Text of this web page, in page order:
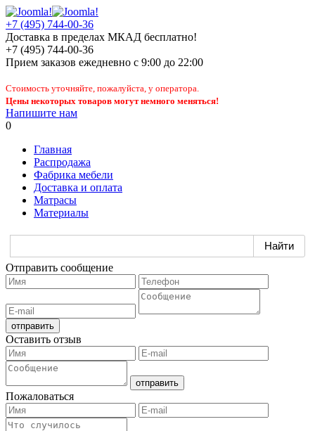
+7 (495) 744-00-36
Доставка в пределах МКАД бесплатно!
+7 (495) 744-00-36
Прием заказов ежедневно с 9:00 до 22:00
Стоимость уточняйте, пожалуйста, у оператора.
Цены некоторых товаров могут немного меняться!
Напишите нам
0
Главная
Распродажа
Фабрика мебели
Доставка и оплата
Матрасы
Материалы
Отправить сообщение
Оставить отзыв
Пожаловаться